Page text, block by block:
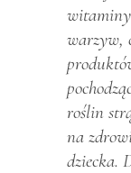
warzyw,
roślin
na
dziecka.